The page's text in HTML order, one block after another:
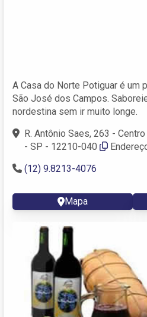
A Casa do Norte Potiguar é um
São José dos Campos.
nordestina sem ir muito longe.
R. Antônio Saes, 263 -
- SP - 12210-040
(12) 9.8213-4076
Mapa